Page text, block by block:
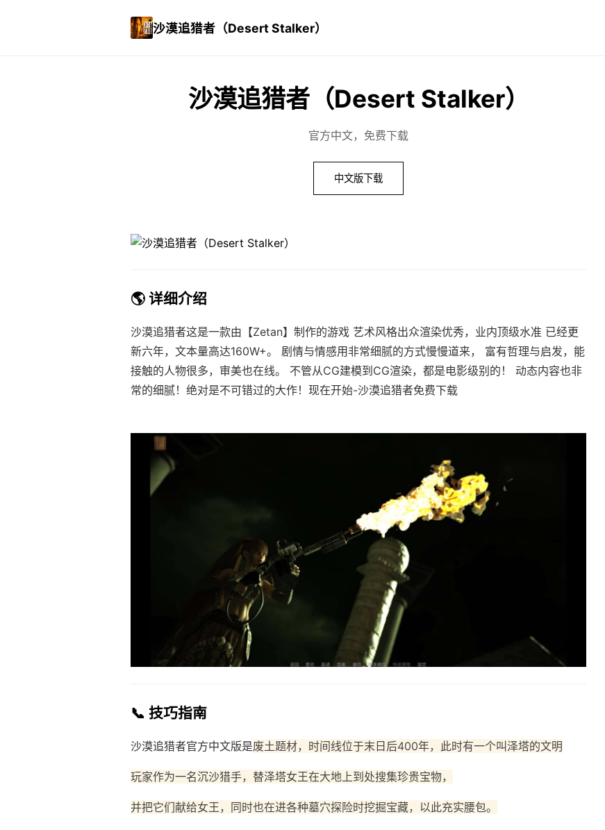
沙漠追猎者（Desert Stalker）
沙漠追猎者（Desert Stalker）
官方中文，免费下载
中文版下载
🌎 详细介绍
沙漠追猎者这是一款由【Zetan】制作的游戏 艺术风格出众渲染优秀，业内顶级水准 已经更
新六年，文本量高达160W+。 剧情与情感用非常细腻的方式慢慢道来， 富有哲理与启发，能
接触的人物很多，审美也在线。 不管从CG建模到CG渲染，都是电影级别的！ 动态内容也非
常的细腻！绝对是不可错过的大作！现在开始-沙漠追猎者免费下载
📞 技巧指南
沙漠追猎者官方中文版是废土题材，时间线位于末日后400年，此时有一个叫泽塔的文明
玩家作为一名沉沙猎手，替泽塔女王在大地上到处搜集珍贵宝物，
并把它们献给女王，同时也在进各种墓穴探险时挖掘宝藏，以此充实腰包。